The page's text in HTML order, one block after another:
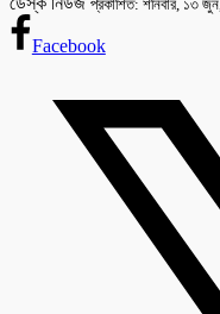
প্রকাশিত: শনিবার, ১৩
Facebook